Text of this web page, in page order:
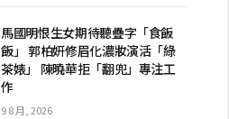
馬國明恨生女期待聽疊字「食飯
飯」 郭柏妍修眉化濃妝演活「綠
茶婊」 陳曉華拒「翻兜」專注工
作
9 8 月, 2026